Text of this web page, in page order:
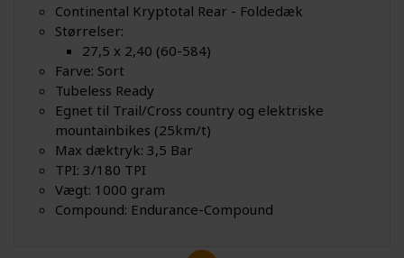
Continental Kryptotal Rear - Foldedæk
Størrelser:
27,5 x 2,40 (60-584)
Farve: Sort
Tubeless Ready
Egnet til Trail/Cross country og elektriske
mountainbikes (25km/t)
Max dæktryk: 3,5 Bar
TPI: 3/180 TPI
Vægt: 1000 gram
Compound: Endurance-Compound